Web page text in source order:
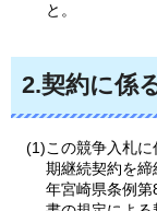
と。
2.契約に係
(1)この競争入札
期継続契約を
年宮崎県条例